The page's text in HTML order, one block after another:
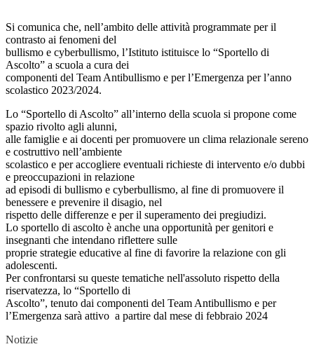
Si comunica che, nell’ambito delle attività programmate per il
contrasto ai fenomeni del
bullismo e cyberbullismo, l’Istituto istituisce lo “Sportello di
Ascolto” a scuola a cura dei
componenti del Team Antibullismo e per l’Emergenza per l’anno
scolastico 2023/2024.
Lo “Sportello di Ascolto” all’interno della scuola si propone come
spazio rivolto agli alunni,
alle famiglie e ai docenti per promuovere un clima relazionale sereno
e costruttivo nell’ambiente
scolastico e per accogliere eventuali richieste di intervento e/o dubbi
e preoccupazioni in relazione
ad episodi di bullismo e cyberbullismo, al fine di promuovere il
benessere e prevenire il disagio, nel
rispetto delle differenze e per il superamento dei pregiudizi.
Lo sportello di ascolto è anche una opportunità per genitori e
insegnanti che intendano riflettere sulle
proprie strategie educative al fine di favorire la relazione con gli
adolescenti.
Per confrontarsi su queste tematiche nell'assoluto rispetto della
riservatezza, lo “Sportello di
Ascolto”, tenuto dai componenti del Team Antibullismo e per
l’Emergenza sarà attivo a partire dal mese di febbraio 2024
Notizie